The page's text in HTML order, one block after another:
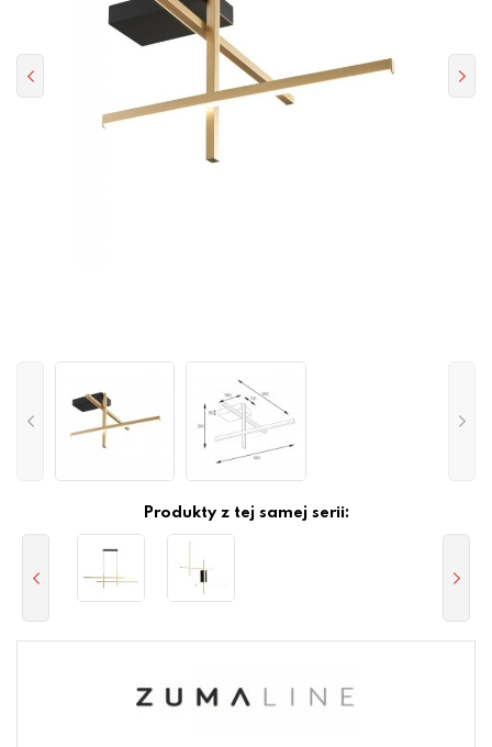
Produkty z tej samej serii: